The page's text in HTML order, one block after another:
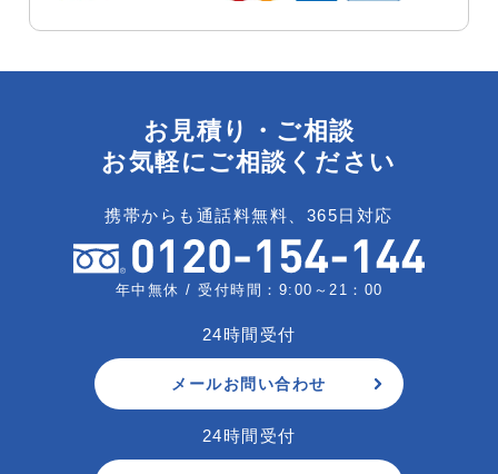
お見積り・ご相談
お気軽にご相談ください
携帯からも通話料無料、365日対応
年中無休 / 受付時間：9:00～21：00
24時間受付
メールお問い合わせ
24時間受付